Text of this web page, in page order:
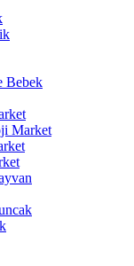
Bebek
Market